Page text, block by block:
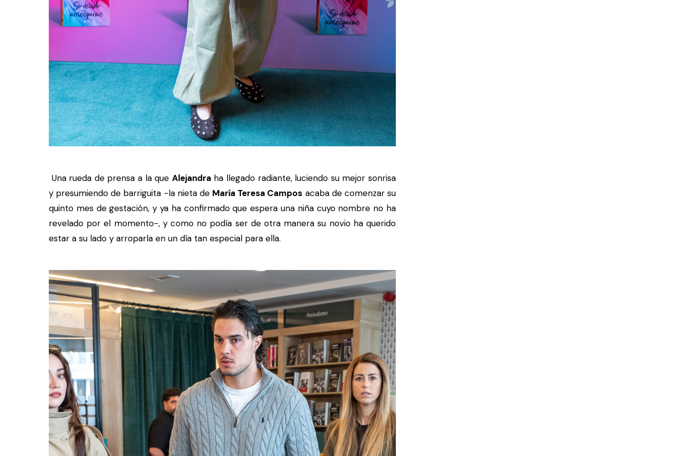
Una rueda de prensa a la que Alejandra ha llegado radiante, luciendo su mejor sonrisa
y presumiendo de barriguita -la nieta de María Teresa Campos acaba de comenzar su
quinto mes de gestación, y ya ha confirmado que espera una niña cuyo nombre no ha
revelado por el momento-, y como no podía ser de otra manera su novio ha querido
estar a su lado y arroparla en un día tan especial para ella.